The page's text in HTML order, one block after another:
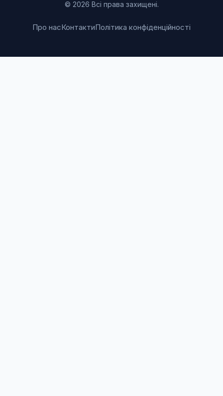
© 2026 Всі права захищені.
Про насКонтактиПолітика конфіденційності